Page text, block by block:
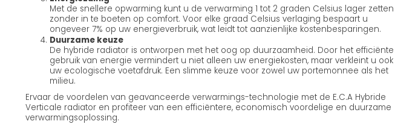
Met de snellere opwarming kunt u de verwarming 1 tot 2 graden Celsius lager zetten
zonder in te boeten op comfort. Voor elke graad Celsius verlaging bespaart u
ongeveer 7% op uw energieverbruik, wat leidt tot aanzienlijke kostenbesparingen.
Duurzame keuze
De hybride radiator is ontworpen met het oog op duurzaamheid. Door het efficiënte
gebruik van energie vermindert u niet alleen uw energiekosten, maar verkleint u ook
uw ecologische voetafdruk. Een slimme keuze voor zowel uw portemonnee als het
milieu.
Ervaar de voordelen van geavanceerde verwarmings-technologie met de E.C.A Hybride
Verticale radiator en profiteer van een efficiëntere, economisch voordelige en duurzame
verwarmingsoplossing.